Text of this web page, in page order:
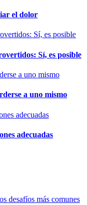
el dolor
Sí, es posible
a uno mismo
adecuadas